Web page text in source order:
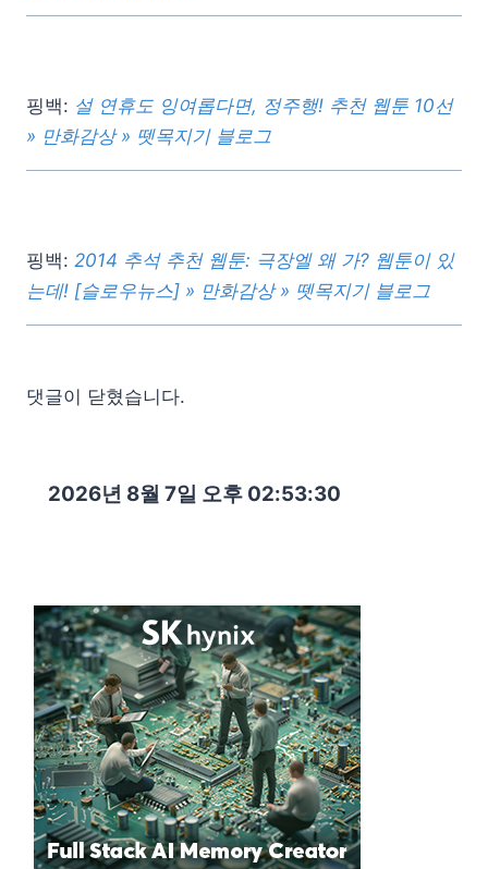
핑백: 설 연휴도 잉여롭다면, 정주행! 추천 웹툰 10선
» 만화감상 » 뗏목지기 블로그
핑백: 2014 추석 추천 웹툰: 극장엘 왜 가? 웹툰이 있
는데! [슬로우뉴스] » 만화감상 » 뗏목지기 블로그
댓글이 닫혔습니다.
2026년 8월 7일 오후 02:53:32